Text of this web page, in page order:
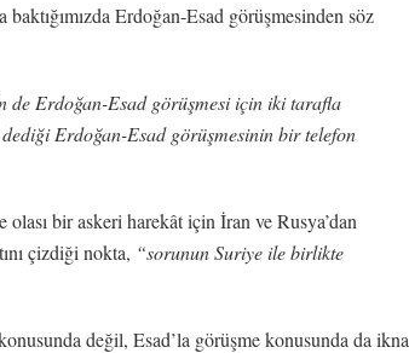
Erdoğan-Esad görüşmesinden söz
de Erdoğan-Esad görüşmesi için iki tarafla
Erdoğan-Esad görüşmesinin bir telefon
bir askeri harekât için İran ve Rusya’dan
çizdiği nokta, “sorunun Suriye ile birlikte
değil, Esad’la görüşme konusunda da ikna